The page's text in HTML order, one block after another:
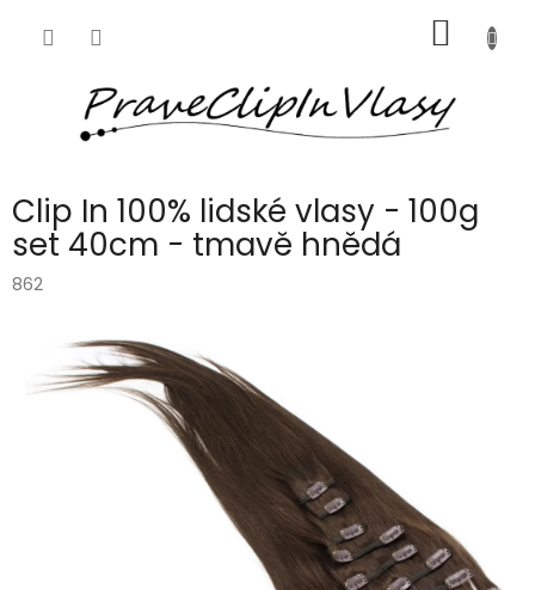
KOŠÍK
Clip In 100% lidské vlasy - 100g
set 40cm - tmavě hnědá
862